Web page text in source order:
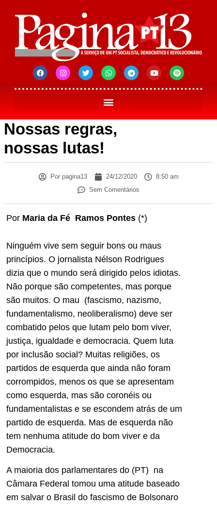
Nossas regras,
nossas lutas!
Porpagina13 24/12/2020
8:50 am
Sem Comentários
Por Maria da Fé Ramos Pontes (*)
Ninguém vive sem seguir bons ou maus
princípios. O jornalista Nélson Rodrigues
dizia que o mundo será dirigido pelos idiotas.
Não porque são competentes, mas porque
são muitos. O mau (fascismo, nazismo,
fundamentalismo, neoliberalismo) deve ser
combatido pelos que lutam pelo bom viver,
justiça, igualdade e democracia. Quem luta
por inclusão social? Muitas religiões, os
partidos de esquerda que ainda não foram
corrompidos, menos os que se apresentam
como esquerda, mas são coronéis ou
fundamentalistas e se escondem atrás de um
partido de esquerda. Mas de esquerda não
tem nenhuma atitude do bom viver e da
Democracia.
A maioria dos parlamentares do (PT) na
Câmara Federal tomou uma atitude baseado
em salvar o Brasil do fascismo de Bolsonaro